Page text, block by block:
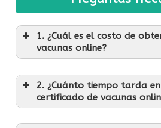
1. ¿Cuál es el costo de
vacunas online?
2. ¿Cuánto tiempo tarda
certificado de vacunas